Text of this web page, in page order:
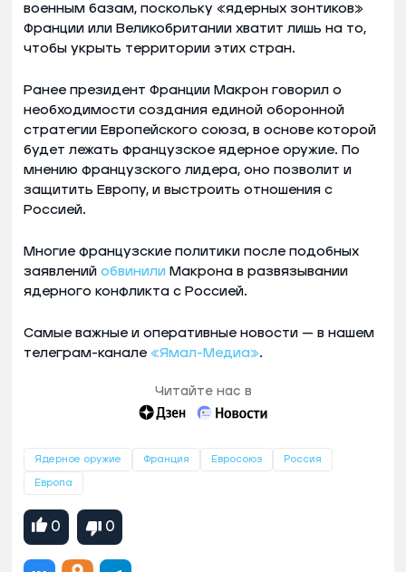
военным базам, поскольку «ядерных зонтиков»
Франции или Великобритании хватит лишь на то,
чтобы укрыть территории этих стран.
Ранее президент Франции Макрон говорил о
необходимости создания единой оборонной
стратегии Европейского союза, в основе которой
будет лежать французское ядерное оружие. По
мнению французского лидера, оно позволит и
защитить Европу, и выстроить отношения с
Россией.
Многие французские политики после подобных
заявлений обвинили Макрона в развязывании
ядерного конфликта с Россией.
Самые важные и оперативные новости — в нашем
телеграм-канале «Ямал-Медиа».
Читайте нас в
Ядерное оружие Франция Евросоюз Россия
Европа
0 0